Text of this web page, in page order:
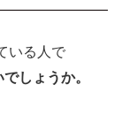
いる人で
しょうか。